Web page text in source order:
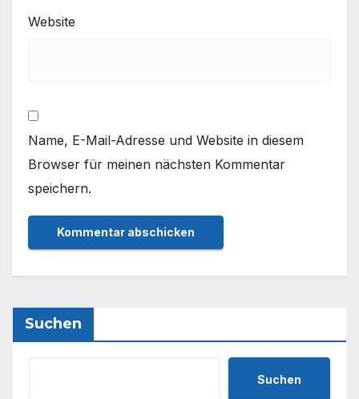
Website
Name, E-Mail-Adresse und Website in diesem
Browser für meinen nächsten Kommentar
speichern.
Suchen
Suchen